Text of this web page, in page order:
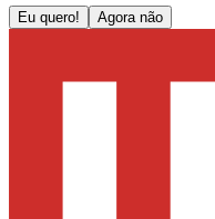
Eu quero! Agora não